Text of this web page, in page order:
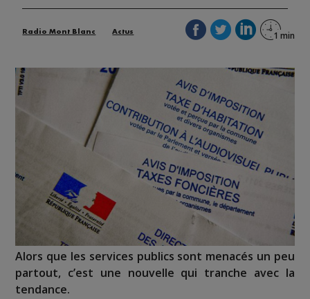
Radio Mont Blanc Actus
Alors que les services publics sont menacés un peu
partout, c’est une nouvelle qui tranche avec la
tendance.